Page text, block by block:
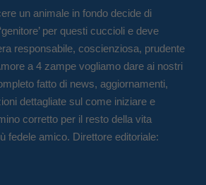
un animale in fondo decide di
per questi cuccioli e deve
responsabile, coscienziosa, prudente
a 4 zampe vogliamo dare ai nostri
fatto di news, aggiornamenti,
dettagliate sul come iniziare e
corretto per il resto della vita
fedele amico. Direttore editoriale: